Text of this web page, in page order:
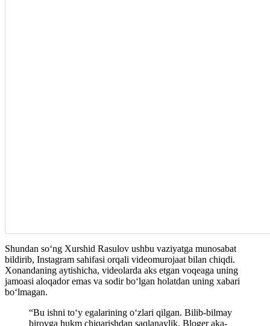
Shundan soʻng Xurshid Rasulov ushbu vaziyatga munosabat
bildirib, Instagram sahifasi orqali videomurojaat bilan chiqdi.
Xonandaning aytishicha, videolarda aks etgan voqeaga uning
jamoasi aloqador emas va sodir boʻlgan holatdan uning xabari
boʻlmagan.
“Bu ishni toʻy egalarining oʻzlari qilgan. Bilib-bilmay
birovga hukm chiqarishdan saqlanaylik. Bloger aka-